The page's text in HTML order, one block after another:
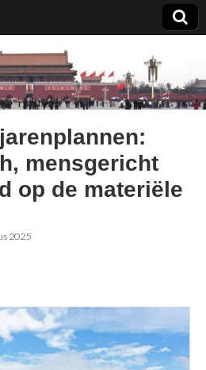
mensgericht
op de materiële
2025